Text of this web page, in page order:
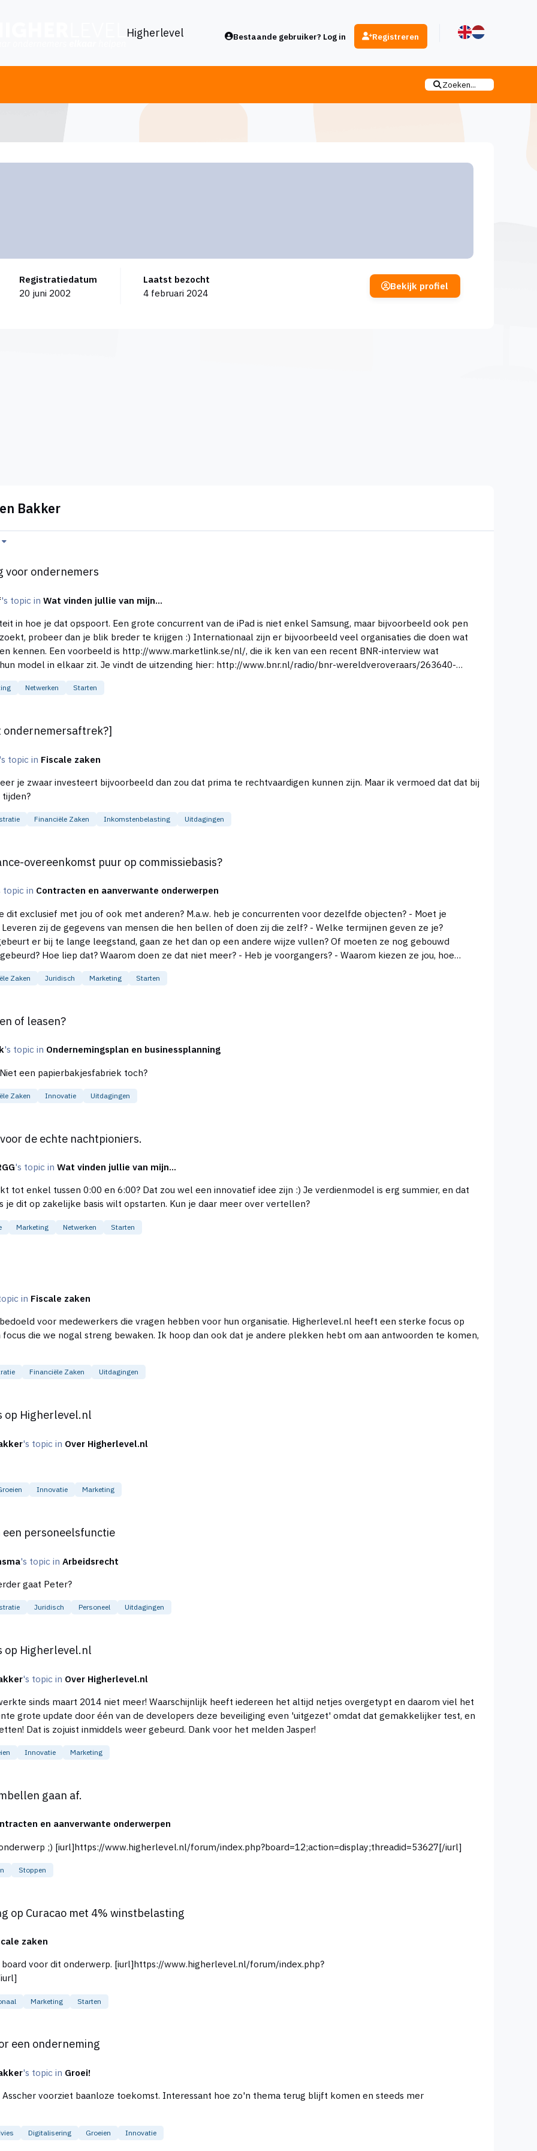
Higherlevel Bestaande gebruiker? Log in Registreren
Zoeken...
Registratiedatum
20 juni 2002
Laatst bezocht
4 februari 2024
Bekijk profiel
Bakker
voor ondernemers
's topic inWat vinden jullie van mijn...
in hoe je dat opspoort. Een grote concurrent van de iPad is niet enkel Samsung, maar bijvoorbeeld ook pen
krijgen :) Internationaal zijn er bijvoorbeeld veel organisaties die doen wat
kennen. Een voorbeeld is http://www.marketlink.se/nl/, die ik ken van een recent BNR-interview wat
model in elkaar zit. Je vindt de uitzending hier: http://www.bnr.nl/radio/bnr-wereldveroveraars/263640-
Netwerken Starten
ondernemersaftrek?]
's topic in Fiscale zaken
je zwaar investeert bijvoorbeeld dan zou dat prima te rechtvaardigen kunnen zijn. Maar ik vermoed dat dat bij
Financiële Zaken Inkomstenbelasting Uitdagingen
overeenkomst puur op commissiebasis?
topic in Contracten en aanverwante onderwerpen
Zaken Juridisch Marketing Starten
of leasen?
's topic in Ondernemingsplan en businessplanning
een papierbakjesfabriek toch?
Zaken Innovatie Uitdagingen
de echte nachtpioniers.
's topic inWat vinden jullie van mijn...
0:00 en 6:00? Dat zou wel een innovatief idee zijn :) Je verdienmodel is erg summier, en dat
dit op zakelijke basis wilt opstarten. Kun je daar meer over vertellen?
Marketing Netwerken Starten
in Fiscale zaken
voor medewerkers die vragen hebben voor hun organisatie. Higherlevel.nl heeft een sterke focus op
die we nogal streng bewaken. Ik hoop dan ook dat je andere plekken hebt om aan antwoorden te komen,
Financiële Zaken Uitdagingen
op Higherlevel.nl
's topic in Over Higherlevel.nl
Innovatie Marketing
personeelsfunctie
's topic inArbeidsrecht
gaat Peter?
Juridisch Personeel Uitdagingen
op Higherlevel.nl
's topic in Over Higherlevel.nl
sinds maart 2014 niet meer! Waarschijnlijk heeft iedereen het altijd netjes overgetypt en daarom viel het
grote update door één van de developers deze beveiliging even 'uitgezet' omdat dat gemakkelijker test, en
is vervolgens vergeten hem weer aan te zetten! Dat is zojuist inmiddels weer gebeurd. Dank voor het melden Jasper!
Innovatie Marketing
gaan af.
en aanverwante onderwerpen
Offtopic lijkt me een beter board voor dit onderwerp ;) [iurl]https://www.higherlevel.nl/forum/index.php?board=12;action=display;threadid=53627[/iurl]
Stoppen
op Curacao met 4% winstbelasting
zaken
www.higherlevel.nl/forum/index.php?
Marketing Starten
een onderneming
's topic in Groei!
Asscher voorziet baanloze toekomst. Interessant hoe zo'n thema terug blijft komen en steeds mer
Digitalisering Groeien Innovatie